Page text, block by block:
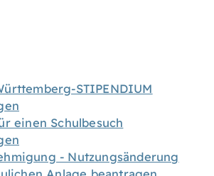
STIPENDIUM
einen Schulbesuch
- Nutzungsänderung